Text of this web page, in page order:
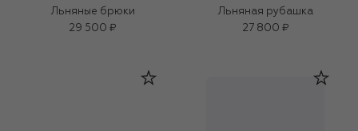
Льняные брюки
29 500 ₽
Льняная рубашка
27 800 ₽